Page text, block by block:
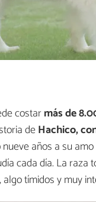
costarmás de
deHachico,
años a su
cada día. La
tímidos y muy